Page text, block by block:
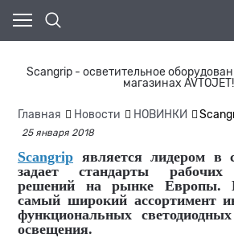
Scangrip - осветительное
магазинах AVTOJET!
Главная Новости НОВИНКИ
25 января 2018
Scangrip является лидером в
задает стандарты рабочих
решений на рынке Европы.
самый широкий ассортимент
функциональных
освещения.